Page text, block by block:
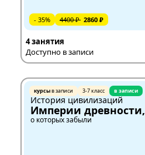
- 35% 4400 ₽ 2860 ₽
4 занятия
Доступно в записи
курсыв записи 3-7 класс в записи
История цивилизаций
Империи древности,
о которых забыли